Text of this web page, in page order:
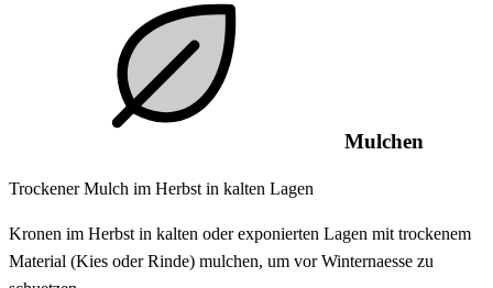
Mulchen
Trockener Mulch im Herbst in kalten Lagen
Kronen im Herbst in kalten oder exponierten Lagen mit trockenem
Material (Kies oder Rinde) mulchen, um vor Winternaesse zu